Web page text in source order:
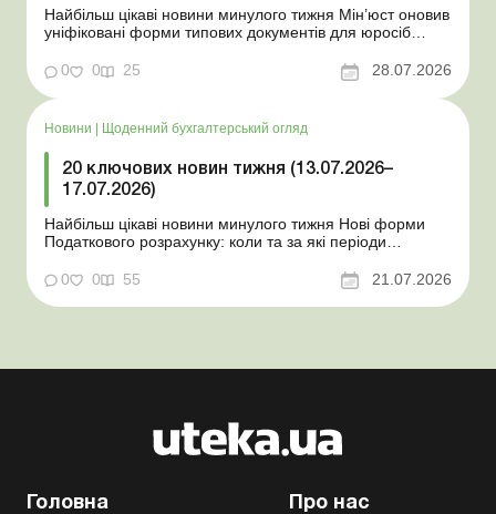
Найбільш цікаві новини минулого тижня Мін’юст оновив
уніфіковані форми типових документів для юросіб
координаційного центру з організації бронювання У
працівника виявлено статус «у розшуку»: що потрібно
0 0 25 28.07.2026
Новини | Щоденний бухгалтерський огляд
20 ключових новин тижня (13.07.2026–
17.07.2026)
Найбільш цікаві новини минулого тижня Нові форми
Податкового розрахунку: коли та за які періоди
відстрочки від призову під час мобілізації удосконалено
Кабмін утворив Координаційний центр з організації
бронювання військовозобов’язаних Верховна ...
0 0 55 21.07.2026
Головна Про нас